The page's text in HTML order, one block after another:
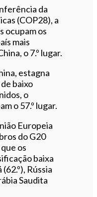
da
(COP28), a
ocupam os
mais
o 7.º lugar.
estagna
baixo
o
o 57.º lugar.
Europeia
do G20
os
baixa
Rússia
Saudita